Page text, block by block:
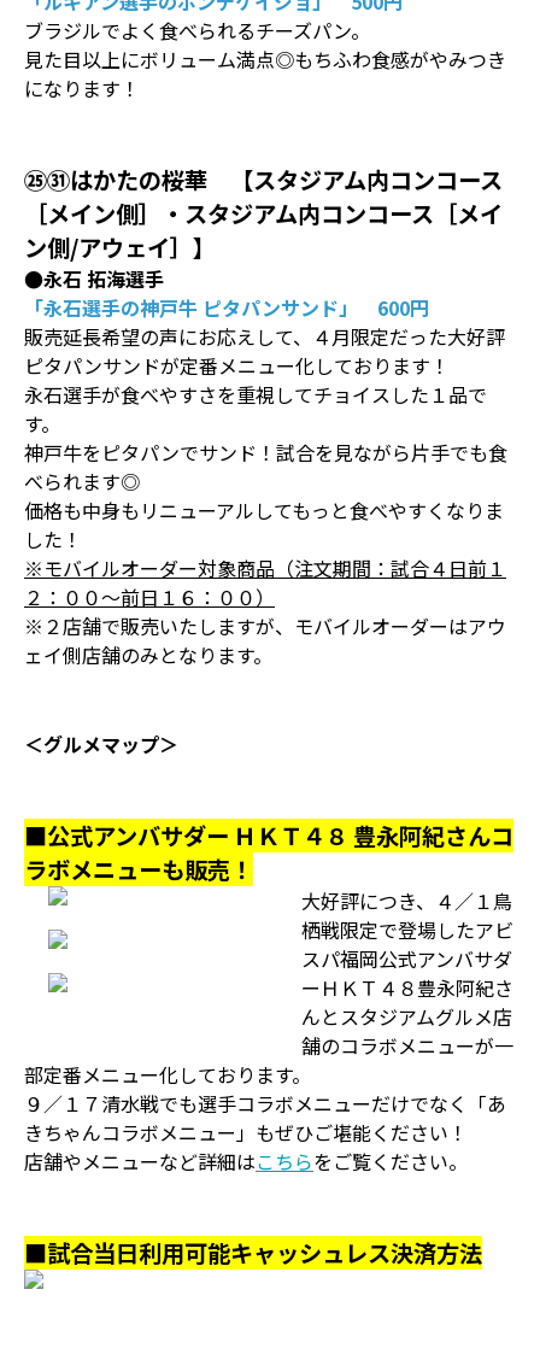
ブラジルでよく食べられるチーズパン。
見た目以上にボリューム満点◎もちふわ食感がやみつき
になります！
㉕㉛はかたの桜華 【スタジアム内コンコース
［メイン側］・スタジアム内コンコース［メイ
ン側/アウェイ］】
●永石 拓海選手
「永石選手の神戸牛 ピタパンサンド」 600円
販売延長希望の声にお応えして、４月限定だった大好評
ピタパンサンドが定番メニュー化しております！
永石選手が食べやすさを重視してチョイスした１品で
す。
神戸牛をピタパンでサンド！試合を見ながら片手でも食
べられます◎
価格も中身もリニューアルしてもっと食べやすくなりま
した！
※モバイルオーダー対象商品（注文期間：試合４日前１
２：００～前日１６：００）
※２店舗で販売いたしますが、モバイルオーダーはアウ
ェイ側店舗のみとなります。
＜グルメマップ＞
■公式アンバサダー ＨＫＴ４８ 豊永阿紀さんコ
ラボメニューも販売！
大好評につき、４／１鳥
栖戦限定で登場したアビ
スパ福岡公式アンバサダ
ーＨＫＴ４８豊永阿紀さ
んとスタジアムグルメ店
舗のコラボメニューが一
部定番メニュー化しております。
９／１７清水戦でも選手コラボメニューだけでなく「あ
きちゃんコラボメニュー」もぜひご堪能ください！
店舗やメニューなど詳細はこちらをご覧ください。
■試合当日利用可能キャッシュレス決済方法